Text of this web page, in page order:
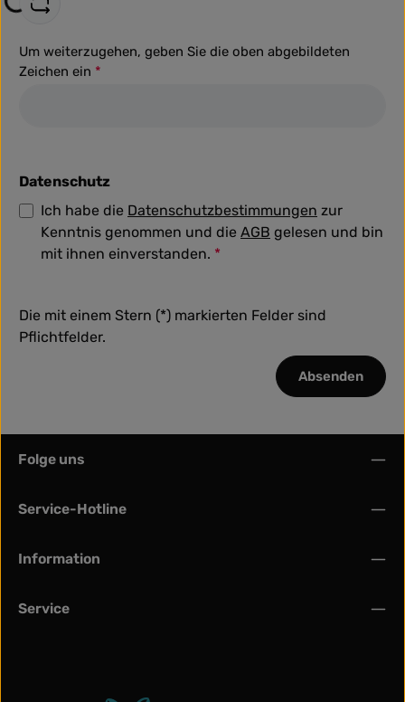
Um weiterzugehen, geben Sie die oben abgebildeten
Zeichen ein *
Datenschutz
Ich habe die Datenschutzbestimmungen zur
Kenntnis genommen und die AGB gelesen und bin
mit ihnen einverstanden. *
Die mit einem Stern (*) markierten Felder sind
Pflichtfelder.
Absenden
Folge uns
Service-Hotline
Information
Service